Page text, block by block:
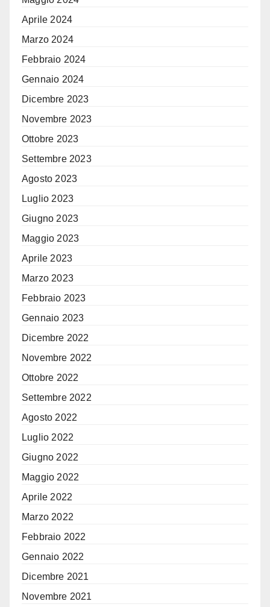
Aprile 2024
Marzo 2024
Febbraio 2024
Gennaio 2024
Dicembre 2023
Novembre 2023
Ottobre 2023
Settembre 2023
Agosto 2023
Luglio 2023
Giugno 2023
Maggio 2023
Aprile 2023
Marzo 2023
Febbraio 2023
Gennaio 2023
Dicembre 2022
Novembre 2022
Ottobre 2022
Settembre 2022
Agosto 2022
Luglio 2022
Giugno 2022
Maggio 2022
Aprile 2022
Marzo 2022
Febbraio 2022
Gennaio 2022
Dicembre 2021
Novembre 2021